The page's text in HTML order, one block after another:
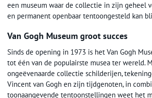
een museum waar de collectie in zijn geheel
en permanent openbaar tentoongesteld kan
Van Gogh Museum groot succes
Sinds de opening in 1973 is het Van Gogh
tot één van de populairste musea ter wereld.
ongeëvenaarde collectie schilderijen,
Vincent van Gogh en zijn tijdgenoten, in
toonaangevende tentoonstellingen weet het